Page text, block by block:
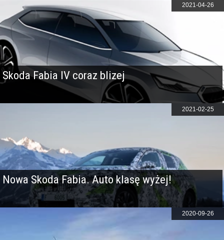
Skoda Fabia IV coraz blizej
2021-04-26
Nowa Skoda Fabia. Auto klasę wyżej!
2021-02-25
2020-09-26